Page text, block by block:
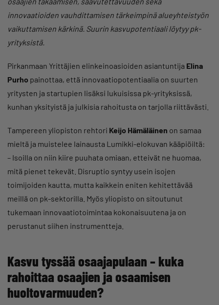
innovaatioiden vauhdittamisen tärkeimpinä alueyhteistyön
vaikuttamisen kärkinä. Suurin kasvupotentiaali löytyy pk-
yrityksistä.
Pirkanmaan Yrittäjien elinkeinoasioiden asiantuntija Elina
Purho painottaa, että innovaatiopotentiaalia on suurten
yritysten ja startupien lisäksi lukuisissa pk-yrityksissä,
kunhan yksityistä ja julkisia rahoitusta on tarjolla riittävästi.
Tampereen yliopiston rehtori Keijo Hämäläinen on samaa
mieltä ja muistelee lainausta Lumikki-elokuvan kääpiöiltä:
– Isoilla on niin kiire puuhata omiaan, etteivät ne huomaa,
mitä pienet tekevät. Disruptio syntyy usein isojen
toimijoiden kautta, mutta kaikkein eniten kehitettävää
meillä on pk-sektorilla. Myös yliopisto on sitoutunut
tukemaan innovaatiotoimintaa kokonaisuutena ja on
perustanut siihen instrumentteja.
Kasvu tyssää osaajapulaan – kuka
rahoittaa osaajien ja osaamisen
huoltovarmuuden?